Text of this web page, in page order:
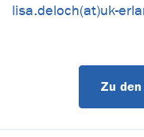
lisa.deloch(at)uk-
Zu